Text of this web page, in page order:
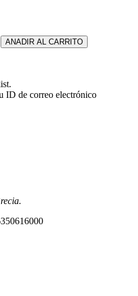
ANADIR AL CARRITO
ID de correo electrónico